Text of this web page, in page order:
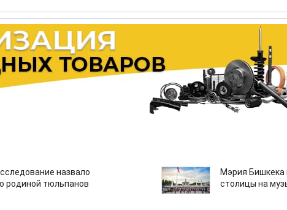
назвало
родиной тюльпанов
Мэрия Бишкека
столицы на